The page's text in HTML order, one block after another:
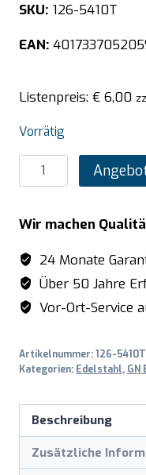
SKU: 126-5410T
EAN:
Listenpreis: € 6,00
Vorrätig
SARO
TOP
GN-
Deckel
o.
Löffelaussparung
GN
Menge
Wir machen
24 Monate
Über 50 Jahre
Vor-Ort-Service
Artikelnummer:126-5410T
Kategorien: Edelstahl, GN
Beschreibung
Zusätzliche